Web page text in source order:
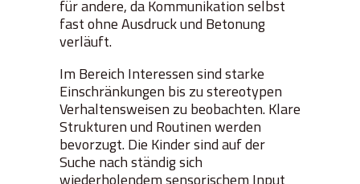
für andere, da Kommunikation selbst
fast ohne Ausdruck und Betonung
verläuft.
Im Bereich Interessen sind starke
Einschränkungen bis zu stereotypen
Verhaltensweisen zu beobachten. Klare
Strukturen und Routinen werden
bevorzugt. Die Kinder sind auf der
Suche nach ständig sich
wiederholendem sensorischem Input